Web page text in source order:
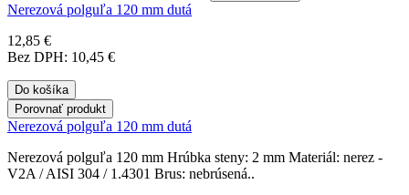
Nerezová polguľa 120 mm dutá
12,85 €
Bez DPH: 10,45 €
Do košíka
Porovnať produkt
Nerezová polguľa 120 mm dutá
Nerezová polguľa 120 mm Hrúbka steny: 2 mm Materiál: nerez -
V2A / AISI 304 / 1.4301 Brus: nebrúsená..